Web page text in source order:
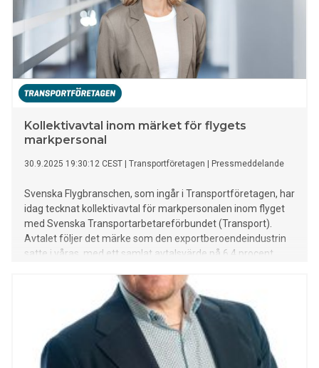
Kollektivavtal inom märket för flygets
markpersonal
30.9.2025 19:30:12 CEST Transportföretagen Pressmeddelande
Svenska Flygbranschen, som ingår i Transportföretagen, har
idag tecknat kollektivavtal för markpersonalen inom flyget
med Svenska Transportarbetareförbundet (Transport).
Avtalet följer det märke som den exportberoendeindustrin
satte i våras, med ett samlat avtalsvärde på 6,4 procent
lastare, flygteknisk underhållspersonal och annan